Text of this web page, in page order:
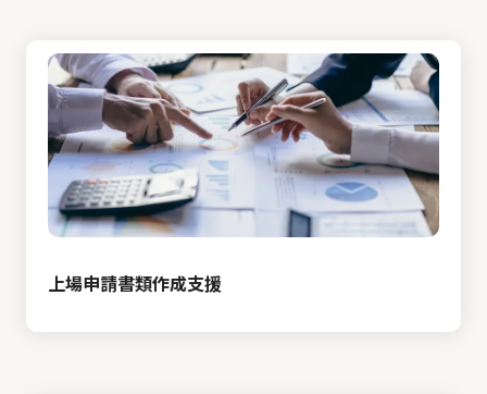
上場申請書類作成支援